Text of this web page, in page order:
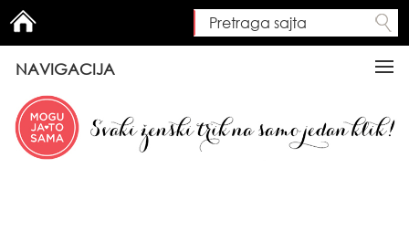
Search form
Pretraga sajta
NAVIGACIJA